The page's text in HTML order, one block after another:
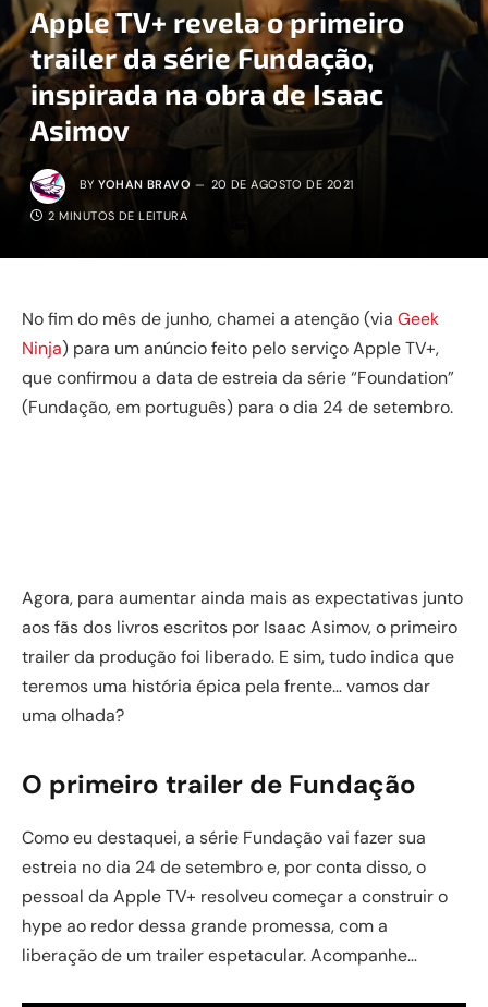
Apple TV+ revela o primeiro
trailer da série Fundação,
inspirada na obra de Isaac
Asimov
BY YOHAN BRAVO 20 DE AGOSTO DE 2021
2 MINUTOS DE LEITURA
No fim do mês de junho, chamei a atenção (via Geek
Ninja) para um anúncio feito pelo serviço Apple TV+,
que confirmou a data de estreia da série “Foundation”
(Fundação, em português) para o dia 24 de setembro.
Agora, para aumentar ainda mais as expectativas junto
aos fãs dos livros escritos por Isaac Asimov, o primeiro
trailer da produção foi liberado. E sim, tudo indica que
teremos uma história épica pela frente… vamos dar
uma olhada?
O primeiro trailer de Fundação
Como eu destaquei, a série Fundação vai fazer sua
estreia no dia 24 de setembro e, por conta disso, o
pessoal da Apple TV+ resolveu começar a construir o
hype ao redor dessa grande promessa, com a
liberação de um trailer espetacular. Acompanhe…